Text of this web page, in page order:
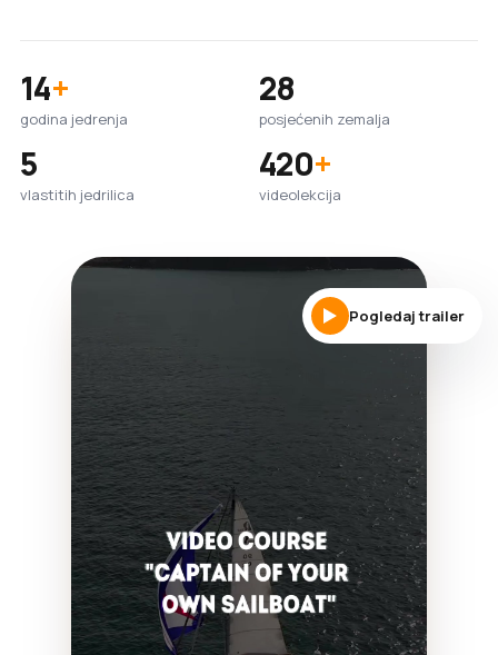
14+
godina jedrenja
28
posjećenih zemalja
5
vlastitih jedrilica
420+
videolekcija
Pogledaj trailer